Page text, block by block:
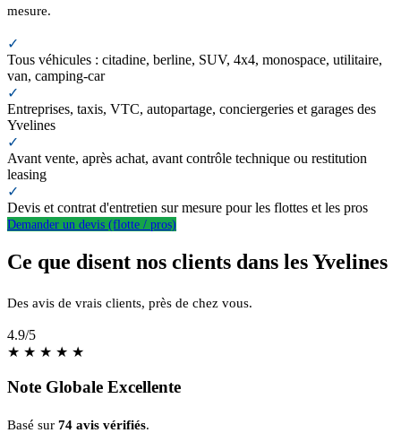
mesure.
✓
Tous véhicules : citadine, berline, SUV, 4x4, monospace, utilitaire,
van, camping-car
✓
Entreprises, taxis, VTC, autopartage, conciergeries et garages des
Yvelines
✓
Avant vente, après achat, avant contrôle technique ou restitution
leasing
✓
Devis et contrat d'entretien sur mesure pour les flottes et les pros
Demander un devis (flotte / pros)
Ce que disent nos clients dans les Yvelines
Des avis de vrais clients, près de chez vous.
4.9/5
★ ★ ★ ★ ★
Note Globale Excellente
Basé sur 74 avis vérifiés.